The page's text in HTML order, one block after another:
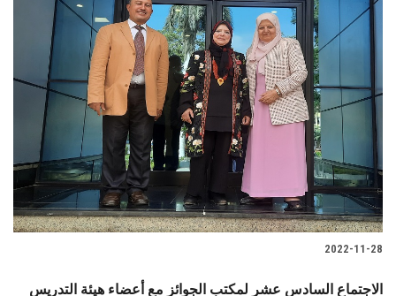
2022-11-28
الاجتماع السادس عشر لمكتب الجوائز مع أعضاء هيئة التدريس